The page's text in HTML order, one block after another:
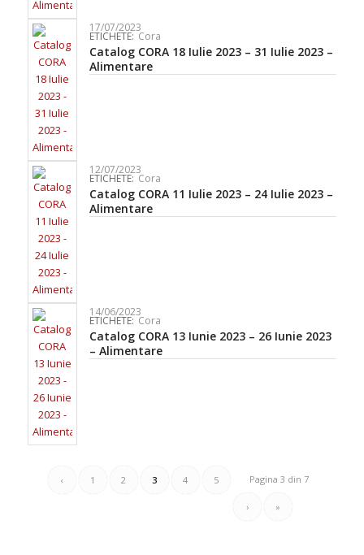
17/07/2023
ETICHETE: Cora
Catalog CORA 18 Iulie 2023 – 31 Iulie 2023 –
Alimentare
12/07/2023
ETICHETE: Cora
Catalog CORA 11 Iulie 2023 – 24 Iulie 2023 –
Alimentare
14/06/2023
ETICHETE: Cora
Catalog CORA 13 Iunie 2023 – 26 Iunie 2023
– Alimentare
Pagina 3 din 7
‹ 1 2 3 4 5
› »